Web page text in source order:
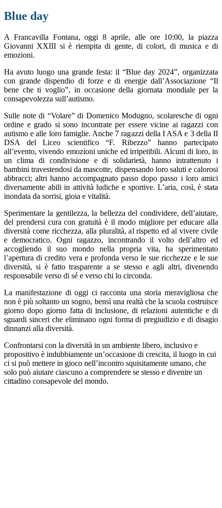
Blue day
A Francavilla Fontana, oggi 8 aprile, alle ore 10:00, la piazza
Giovanni XXIII si è riempita di gente, di colori, di musica e di
emozioni.
Ha avuto luogo una grande festa: il “Blue day 2024”, organizzata
con grande dispendio di forze e di energie dall’Associazione “Il
bene che ti voglio”, in occasione della giornata mondiale per la
consapevolezza sull’autismo.
Sulle note di “Volare” di Domenico Modugno, scolaresche di ogni
ordine e grado si sono incontrate per essere vicine ai ragazzi con
autismo e alle loro famiglie. Anche 7 ragazzi della I ASA e 3 della II
DSA del Liceo scientifico “F. Ribezzo” hanno partecipato
all’evento, vivendo emozioni uniche ed irripetibili. Alcuni di loro, in
un clima di condivisione e di solidarietà, hanno intrattenuto i
bambini travestendosi da mascotte, dispensando loro saluti e calorosi
abbracci; altri hanno accompagnato passo dopo passo i loro amici
diversamente abili in attività ludiche e sportive. L’aria, così, è stata
inondata da sorrisi, gioia e vitalità.
Sperimentare la gentilezza, la bellezza del condividere, dell’aiutare,
del prendersi cura con gratuità è il modo migliore per educare alla
diversità come ricchezza, alla pluralità, al rispetto ed al vivere civile
e democratico. Ogni ragazzo, incontrando il volto dell’altro ed
accogliendo il suo mondo nella propria vita, ha sperimentato
l’apertura di credito vera e profonda verso le sue ricchezze e le sue
diversità, si è fatto trasparente a se stesso e agli altri, divenendo
responsabile verso di sé e verso chi lo circonda.
La manifestazione di oggi ci racconta una storia meravigliosa che
non è più soltanto un sogno, bensì una realtà che la scuola costruisce
giorno dopo giorno fatta di inclusione, di relazioni autentiche e di
sguardi sinceri che eliminano ogni forma di pregiudizio e di disagio
dinnanzi alla diversità.
Confrontarsi con la diversità in un ambiente libero, inclusivo e
propositivo è indubbiamente un’occasione di crescita, il luogo in cui
ci si può mettere in gioco nell’incontro squisitamente umano, che
solo può aiutare ciascuno a comprendere se stesso e divenire un
cittadino consapevole del mondo.